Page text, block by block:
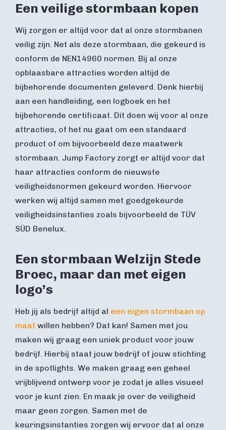
Een veilige stormbaan kopen
Wij zorgen er altijd voor dat al onze stormbanen
veilig zijn. Net als deze stormbaan, die gekeurd is
conform de NEN14960 normen. Bij al onze
opblaasbare attracties worden altijd de
bijbehorende documenten geleverd. Denk hierbij
aan een handleiding, een logboek en het
bijbehorende certificaat. Dit doen wij voor al onze
attracties, of het nu gaat om een standaard
product of om bijvoorbeeld deze maatwerk
stormbaan. Jump Factory zorgt er altijd voor dat
haar attracties conform de nieuwste
veiligheidsnormen gekeurd worden. Hiervoor
werken wij altijd samen met goedgekeurde
veiligheidsinstanties zoals bijvoorbeeld de TÜV
SÜD Benelux.
Een stormbaan Welzijn Stede
Broec, maar dan met eigen
logo’s
Heb jij als bedrijf altijd al een eigen stormbaan op
maat willen hebben? Dat kan! Samen met jou
maken wij graag een uniek product voor jouw
bedrijf. Hierbij staat jouw bedrijf of jouw stichting
in de spotlights. We maken graag een geheel
vrijblijvend ontwerp voor je zodat je alles visueel
voor je kunt zien. En maak je over de veiligheid
maar geen zorgen. Samen met de
keuringsinstanties zorgen wij ervoor dat al onze